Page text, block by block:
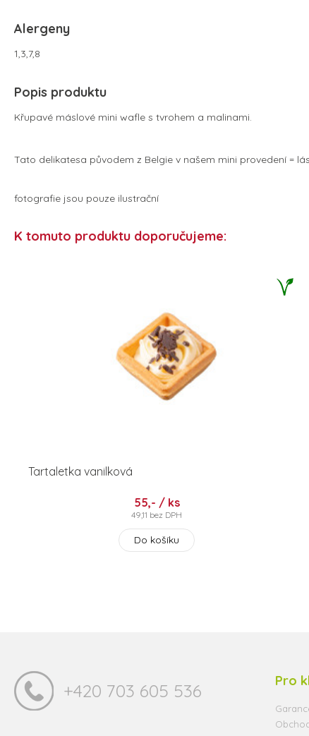
Alergeny
1,3,7,8
Popis produktu
Křupavé máslové mini wafle s tvrohem a malinami.
Tato delikatesa původem z Belgie v našem mini provedení =
fotografie jsou pouze ilustrační
K tomuto produktu doporučujeme:
Tartaletka vanilková
55,- / ks
49,11 bez DPH
Do košíku
+420 703 605 536 Pro